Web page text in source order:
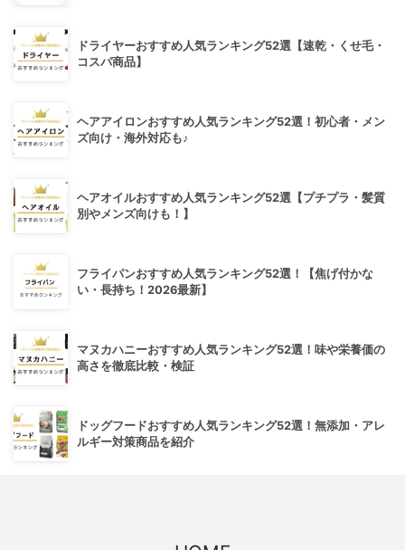
ドライヤーおすすめ人気ランキング52選【速乾・くせ毛・
コスパ商品】
ヘアアイロンおすすめ人気ランキング52選！初心者・メン
ズ向け・海外対応も♪
ヘアオイルおすすめ人気ランキング52選【プチプラ・髪質
別やメンズ向けも！】
フライパンおすすめ人気ランキング52選！【焦げ付かな
い・長持ち！2026最新】
マヌカハニーおすすめ人気ランキング52選！味や栄養価の
高さを徹底比較・検証
ドッグフードおすすめ人気ランキング52選！無添加・アレ
ルギー対策商品を紹介